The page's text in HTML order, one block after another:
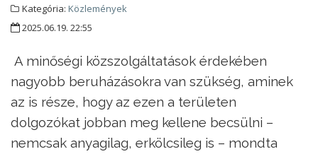
Kategória: Közlemények
2025.06.19. 22:55
A minőségi közszolgáltatások érdekében
nagyobb beruházásokra van szükség, aminek
az is része, hogy az ezen a területen
dolgozókat jobban meg kellene becsülni –
nemcsak anyagilag, erkölcsileg is – mondta